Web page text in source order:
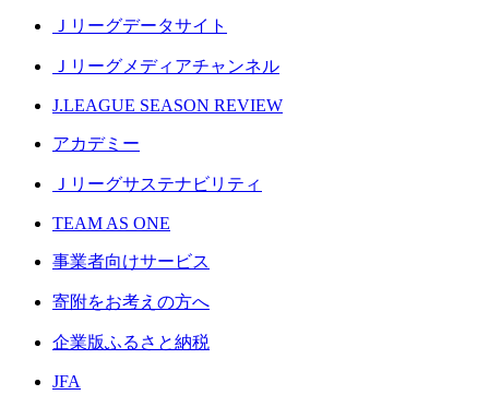
Ｊリーグデータサイト
Ｊリーグメディアチャンネル
J.LEAGUE SEASON REVIEW
アカデミー
Ｊリーグサステナビリティ
TEAM AS ONE
事業者向けサービス
寄附をお考えの方へ
企業版ふるさと納税
JFA